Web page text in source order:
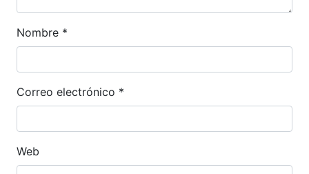
Nombre *
Correo electrónico *
Web